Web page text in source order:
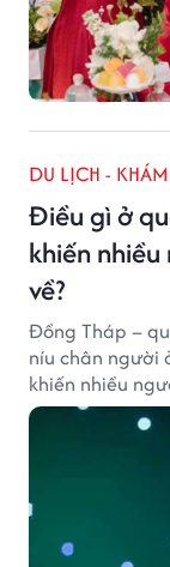
DU LỊCH -
Điều gì ở
khiến
về?
Đồng Tháp –
níu chân người
khiến nhiều
cảnh sắc, ẩm
nên sức hút